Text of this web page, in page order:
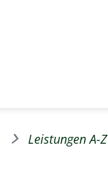
Leistungen A-Z